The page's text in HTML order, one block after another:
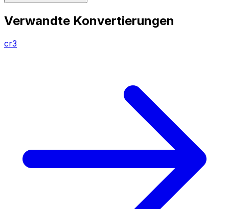
Verwandte Konvertierungen
cr3